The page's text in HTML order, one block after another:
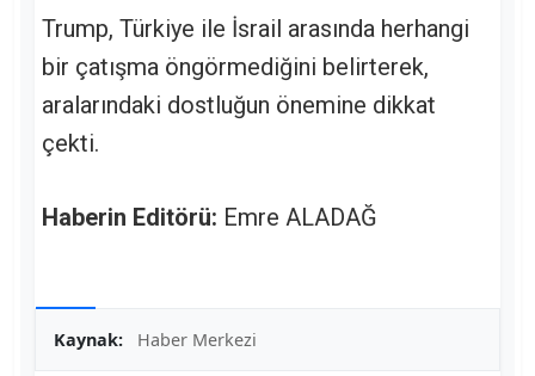
Trump, Türkiye ile İsrail arasında herhangi
bir çatışma öngörmediğini belirterek,
aralarındaki dostluğun önemine dikkat
çekti.
Haberin Editörü: Emre ALADAĞ
Kaynak: Haber Merkezi